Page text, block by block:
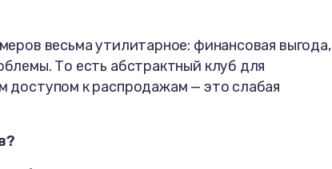
весьма утилитарное: финансовая выгода,
То есть абстрактный клуб для
доступом к распродажам — это слабая